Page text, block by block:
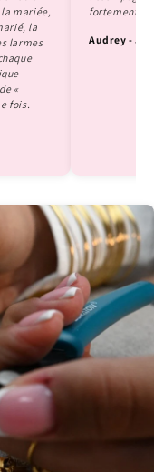
la mariée,
la
larmes
«
fois.
fortement
Audrey -